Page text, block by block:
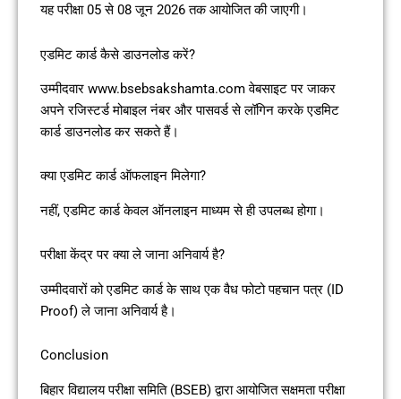
यह परीक्षा 05 से 08 जून 2026 तक आयोजित की जाएगी।
एडमिट कार्ड कैसे डाउनलोड करें?
उम्मीदवार www.bsebsakshamta.com वेबसाइट पर जाकर
अपने रजिस्टर्ड मोबाइल नंबर और पासवर्ड से लॉगिन करके एडमिट
कार्ड डाउनलोड कर सकते हैं।
क्या एडमिट कार्ड ऑफलाइन मिलेगा?
नहीं, एडमिट कार्ड केवल ऑनलाइन माध्यम से ही उपलब्ध होगा।
परीक्षा केंद्र पर क्या ले जाना अनिवार्य है?
उम्मीदवारों को एडमिट कार्ड के साथ एक वैध फोटो पहचान पत्र (ID
Proof) ले जाना अनिवार्य है।
Conclusion
बिहार विद्यालय परीक्षा समिति (BSEB) द्वारा आयोजित सक्षमता परीक्षा